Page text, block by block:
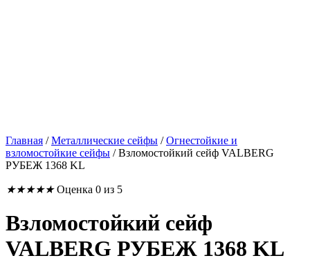
Главная /Металлические сейфы /Огнестойкие и
взломостойкие сейфы /Взломостойкий сейф VALBERG
РУБЕЖ 1368 KL
★★★★★ Оценка 0 из 5
Взломостойкий сейф
VALBERG РУБЕЖ 1368 KL